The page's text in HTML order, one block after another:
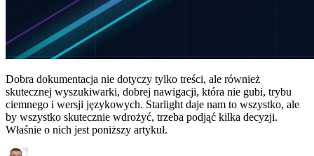
Dobra dokumentacja nie dotyczy tylko treści, ale również
skutecznej wyszukiwarki, dobrej nawigacji, która nie gubi, trybu
ciemnego i wersji językowych. Starlight daje nam to wszystko, ale
by wszystko skutecznie wdrożyć, trzeba podjąć kilka decyzji.
Właśnie o nich jest poniższy artykuł.